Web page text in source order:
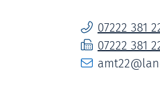
07222 381
07222 381